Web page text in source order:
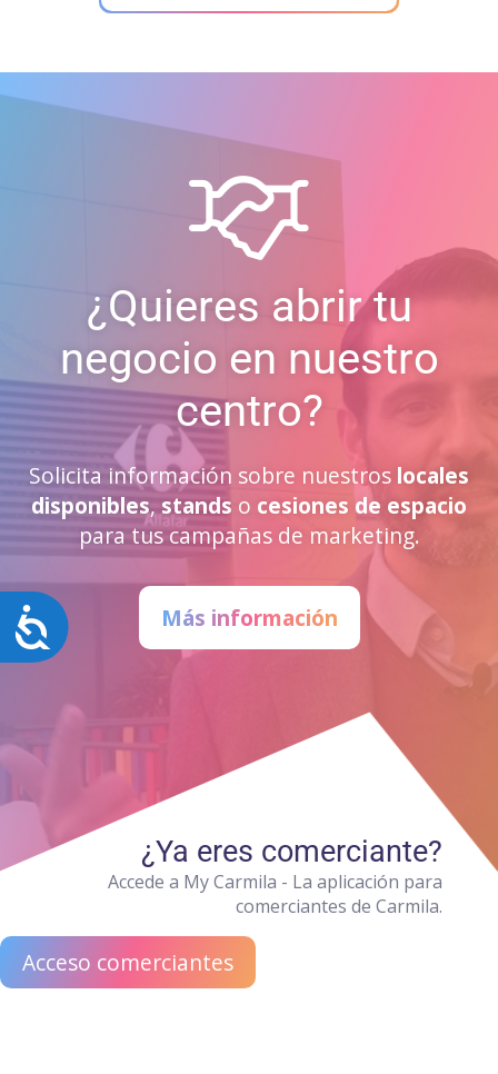
Accesibilidad
¿Quieres abrir tu
negocio en nuestro
centro?
Solicita información sobre nuestros locales
disponibles, stands o cesiones de espacio
para tus campañas de marketing.
Más información
¿Ya eres comerciante?
Accede a My Carmila - La aplicación para
comerciantes de Carmila.
Acceso comerciantes